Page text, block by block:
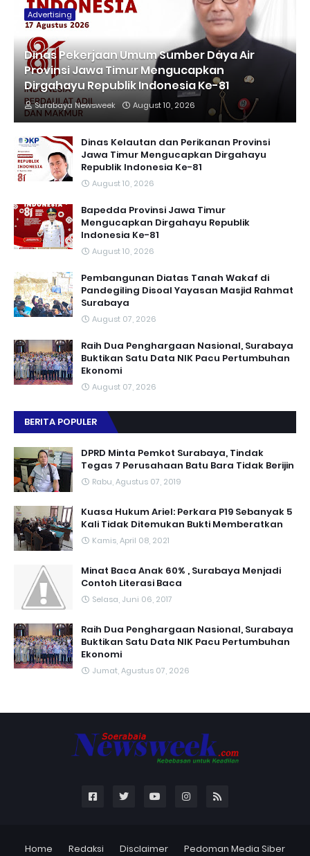
Advertising
Dinas Pekerjaan Umum Sumber Daya Air
Provinsi Jawa Timur Mengucapkan
Dirgahayu Republik Indonesia Ke-81
Surabaya Newsweek August 10, 2026
Dinas Kelautan dan Perikanan Provinsi
Jawa Timur Mengucapkan Dirgahayu
Republik Indonesia Ke-81
August 10, 2026
Bapedda Provinsi Jawa Timur
Mengucapkan Dirgahayu Republik
Indonesia Ke-81
August 10, 2026
Pembangunan Diatas Tanah Wakaf di
Pandegiling Disoal Yayasan Masjid Rahmat
Surabaya
August 07, 2026
Raih Dua Penghargaan Nasional, Surabaya
Buktikan Satu Data NIK Pacu Pertumbuhan
Ekonomi
August 07, 2026
BERITA POPULER
DPRD Minta Pemkot Surabaya, Tindak
Tegas 7 Perusahaan Batu Bara Tidak Berijin
Rabu, Agustus 07, 2019
Kuasa Hukum Ariel: Perkara P19 Sebanyak 5
Kali Tidak Ditemukan Bukti Memberatkan
Kamis, April 08, 2021
Minat Baca Anak 60% , Surabaya Menjadi
Contoh Literasi Baca
Selasa, Juni 06, 2017
Raih Dua Penghargaan Nasional, Surabaya
Buktikan Satu Data NIK Pacu Pertumbuhan
Ekonomi
Jumat, Agustus 07, 2026
Home Redaksi Disclaimer Pedoman Media Siber